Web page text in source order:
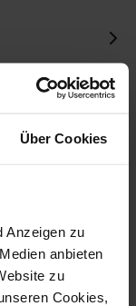
Über Cookies
Anzeigen zu
anbieten
zu
Cookies,